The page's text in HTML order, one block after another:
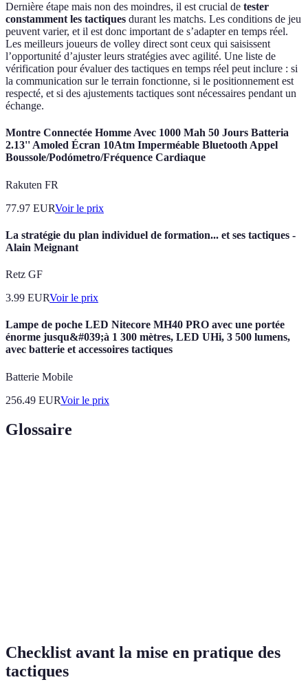
Dernière étape mais non des moindres, il est crucial de tester
constamment les tactiques durant les matchs. Les conditions de jeu
peuvent varier, et il est donc important de s’adapter en temps réel.
Les meilleurs joueurs de volley direct sont ceux qui saisissent
l’opportunité d’ajuster leurs stratégies avec agilité. Une liste de
vérification pour évaluer des tactiques en temps réel peut inclure : si
la communication sur le terrain fonctionne, si le positionnement est
respecté, et si des ajustements tactiques sont nécessaires pendant un
échange.
Montre Connectée Homme Avec 1000 Mah 50 Jours Batteria
2.13'' Amoled Écran 10Atm Imperméable Bluetooth Appel
Boussole/Podómetro/Fréquence Cardiaque
Rakuten FR
77.97 EURVoir le prix
La stratégie du plan individuel de formation... et ses tactiques -
Alain Meignant
Retz GF
3.99 EURVoir le prix
Lampe de poche LED Nitecore MH40 PRO avec une portée
énorme jusqu&#039;à 1 300 mètres, LED UHi, 3 500 lumens,
avec batterie et accessoires tactiques
Batterie Mobile
256.49 EURVoir le prix
Glossaire
Checklist avant la mise en pratique des
tactiques